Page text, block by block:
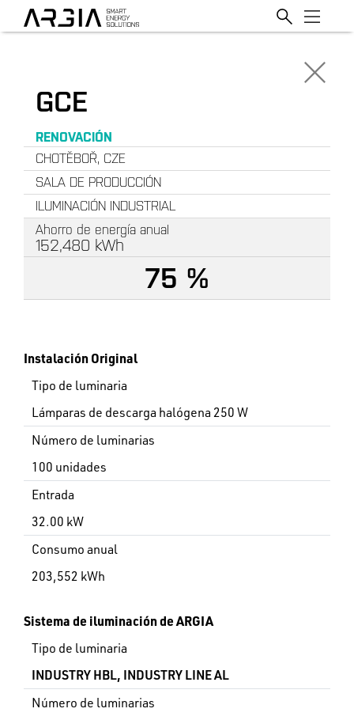
GCE
RENOVACIÓN
CHOTĚBOŘ, CZE
SALA DE PRODUCCIÓN
ILUMINACIÓN INDUSTRIAL
Ahorro de energía anual
152,480 kWh
75 %
Instalación Original
Tipo de luminaria
Lámparas de descarga halógena 250 W
Número de luminarias
100 unidades
Entrada
32.00 kW
Consumo anual
203,552 kWh
Sistema de iluminación de ARGIA
Tipo de luminaria
INDUSTRY HBL, INDUSTRY LINE AL
Número de luminarias